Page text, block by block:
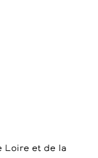
Loire et de la